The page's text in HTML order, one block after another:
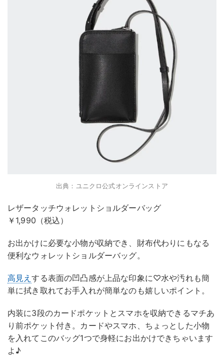
出典：ユニクロ公式オンラインストア
レザータッチウォレットショルダーバッグ
￥1,990（税込）
お出かけに必要な小物が収納でき、財布代わりにもなる
便利なウォレットショルダーバッグ。
高見えする表面の凹凸感が上品な印象に♡水や汚れも簡
単に拭き取れてお手入れが簡単なのも嬉しいポイント。
内装に3段のカードポケットとスマホを収納できるマチあ
り前ポケット付き。カードやスマホ、ちょっとした小物
を入れてこのバッグ1つで身軽にお出かけできちゃいます
よ♪